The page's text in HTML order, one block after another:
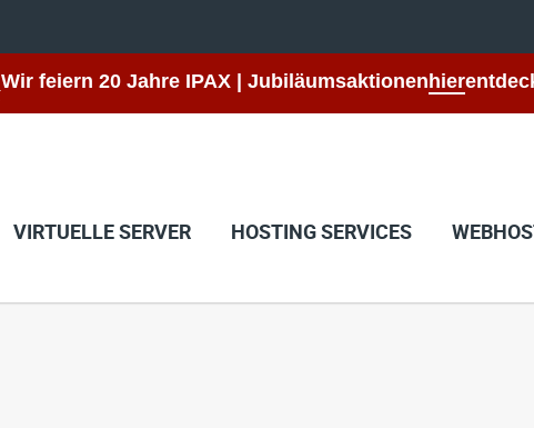
Wir feiern 20 Jahre IPAX | Jubiläumsaktionenhier
VIRTUELLE SERVER HOSTING SERVICES